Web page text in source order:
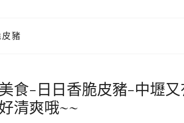
豬
食-日日香脆皮豬-中壢
清爽哦~~